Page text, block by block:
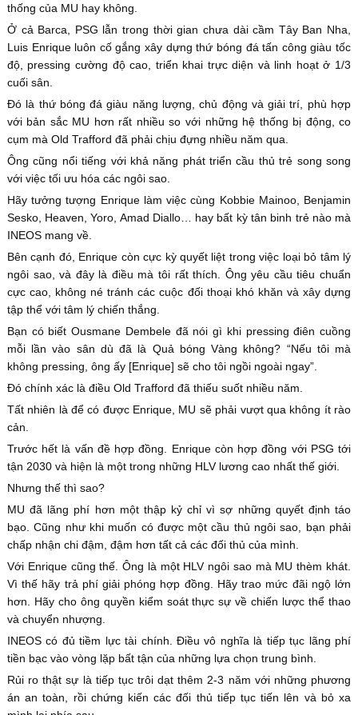
thống của MU hay không.
Ở cả Barca, PSG lẫn trong thời gian chưa dài cầm Tây Ban Nha,
Luis Enrique luôn cố gắng xây dựng thứ bóng đá tấn công giàu tốc
độ, pressing cường độ cao, triển khai trực diện và linh hoạt ở 1/3
cuối sân.
Đó là thứ bóng đá giàu năng lượng, chủ động và giải trí, phù hợp
với bản sắc MU hơn rất nhiều so với những hệ thống bị động, co
cụm mà Old Trafford đã phải chịu đựng nhiều năm qua.
Ông cũng nổi tiếng với khả năng phát triển cầu thủ trẻ song song
với việc tối ưu hóa các ngôi sao.
Hãy tưởng tượng Enrique làm việc cùng Kobbie Mainoo, Benjamin
Sesko, Heaven, Yoro, Amad Diallo… hay bất kỳ tân binh trẻ nào mà
INEOS mang về.
Bên cạnh đó, Enrique còn cực kỳ quyết liệt trong việc loại bỏ tâm lý
ngôi sao, và đây là điều mà tôi rất thích. Ông yêu cầu tiêu chuẩn
cực cao, không né tránh các cuộc đối thoại khó khăn và xây dựng
tập thể với tâm lý chiến thắng.
Bạn có biết Ousmane Dembele đã nói gì khi pressing điên cuồng
mỗi lần vào sân dù đã là Quả bóng Vàng không? “Nếu tôi mà
không pressing, ông ấy [Enrique] sẽ cho tôi ngồi ngoài ngay”.
Đó chính xác là điều Old Trafford đã thiếu suốt nhiều năm.
Tất nhiên là để có được Enrique, MU sẽ phải vượt qua không ít rào
cản.
Trước hết là vấn đề hợp đồng. Enrique còn hợp đồng với PSG tới
tận 2030 và hiện là một trong những HLV lương cao nhất thế giới.
Nhưng thế thì sao?
MU đã lãng phí hơn một thập kỷ chỉ vì sợ những quyết định táo
bạo. Cũng như khi muốn có được một cầu thủ ngôi sao, bạn phải
chấp nhận chi đậm, đậm hơn tất cả các đối thủ của mình.
Với Enrique cũng thế. Ông là một HLV ngôi sao mà MU thèm khát.
Vì thế hãy trả phí giải phóng hợp đồng. Hãy trao mức đãi ngộ lớn
hơn. Hãy cho ông quyền kiểm soát thực sự về chiến lược thể thao
và chuyển nhượng.
INEOS có đủ tiềm lực tài chính. Điều vô nghĩa là tiếp tục lãng phí
tiền bạc vào vòng lặp bất tận của những lựa chọn trung bình.
Rủi ro thật sự là tiếp tục trôi dạt thêm 2-3 năm với những phương
án an toàn, rồi chứng kiến các đối thủ tiếp tục tiến lên và bỏ xa